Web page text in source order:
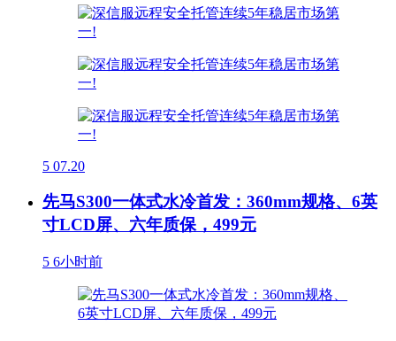
5 07.20
先马S300一体式水冷首发：360mm规格、6英
寸LCD屏、六年质保，499元
5 6小时前